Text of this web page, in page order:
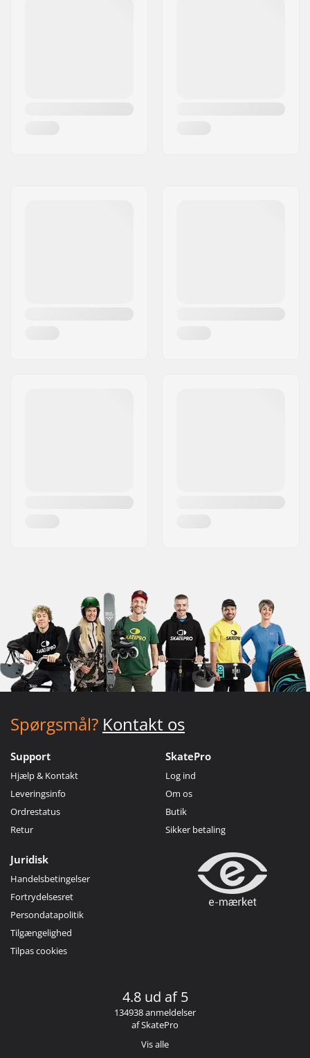
Spørgsmål? Kontakt os
Support
Hjælp & Kontakt
Leveringsinfo
Ordrestatus
Retur
SkatePro
Log ind
Om os
Butik
Sikker betaling
Juridisk
Handelsbetingelser
Fortrydelsesret
Persondatapolitik
Tilgængelighed
Tilpas cookies
4.8 ud af 5
134938 anmeldelser
af SkatePro
Vis alle